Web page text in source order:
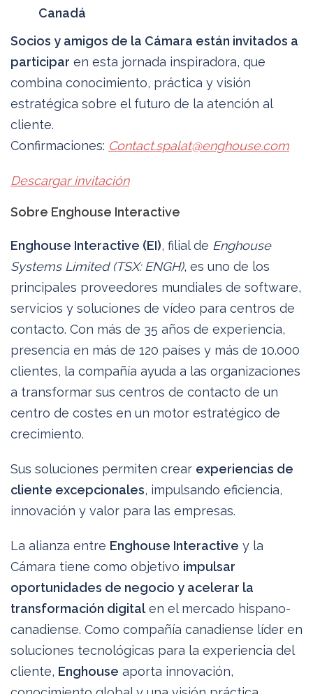
Canadá
Socios y amigos de la Cámara están invitados a
participar en esta jornada inspiradora, que
combina conocimiento, práctica y visión
estratégica sobre el futuro de la atención al
cliente.
Confirmaciones: Contact.spalat@enghouse.com
Descargar invitación
Sobre Enghouse Interactive
Enghouse Interactive (EI), filial de Enghouse
Systems Limited (TSX: ENGH), es uno de los
principales proveedores mundiales de software,
servicios y soluciones de vídeo para centros de
contacto. Con más de 35 años de experiencia,
presencia en más de 120 países y más de 10.000
clientes, la compañía ayuda a las organizaciones
a transformar sus centros de contacto de un
centro de costes en un motor estratégico de
crecimiento.
Sus soluciones permiten crear experiencias de
cliente excepcionales, impulsando eficiencia,
innovación y valor para las empresas.
La alianza entre Enghouse Interactive y la
Cámara tiene como objetivo impulsar
oportunidades de negocio y acelerar la
transformación digitalen el mercado hispano-
canadiense. Como compañía canadiense líder en
soluciones tecnológicas para la experiencia del
cliente, Enghouse aporta innovación,